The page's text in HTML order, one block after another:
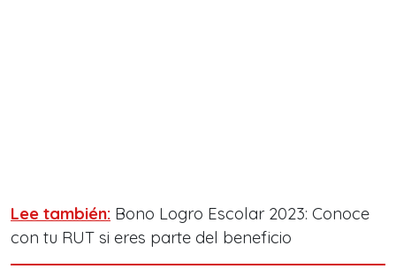
Lee también: Bono Logro Escolar 2023: Conoce
con tu RUT si eres parte del beneficio